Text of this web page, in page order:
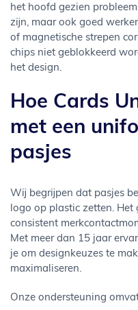
het hoofd gezien
zijn, maar ook goed
of magnetische strepen
chips niet geblokkeerd
het design.
Hoe Cards
met een
pasjes
Wij begrijpen dat pasjes
logo op plastic zetten. Het
consistent
Met meer dan 15 jaar
je om designkeuzes te
maximaliseren.
Onze ondersteuning